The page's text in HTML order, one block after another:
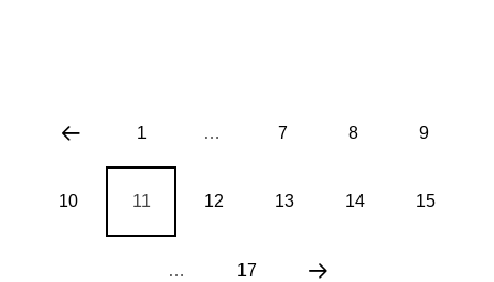
1 … 7 8 9
10 11 12 13 14 15
… 17